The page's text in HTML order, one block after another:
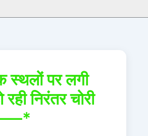
स्थलों पर लगी
निरंतर चोरी
—–*